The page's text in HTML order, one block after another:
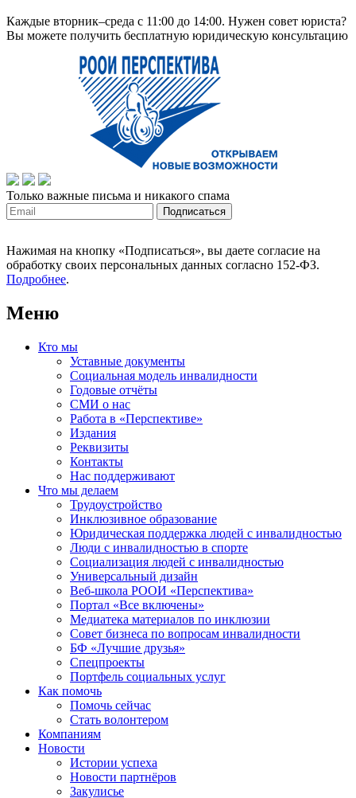
Каждые вторник–среда с 11:00 до 14:00. Нужен совет юриста?
Вы можете получить бесплатную юридическую консультацию
Только важные письма и никакого спама
Нажимая на кнопку «Подписаться», вы даете согласие на
обработку своих персональных данных согласно 152-ФЗ.
Подробнее.
Меню
Кто мы
Уставные документы
Социальная модель инвалидности
Годовые отчёты
СМИ о нас
Работа в «Перспективе»
Издания
Реквизиты
Контакты
Нас поддерживают
Что мы делаем
Трудоустройство
Инклюзивное образование
Юридическая поддержка людей с инвалидностью
Люди с инвалидностью в спорте
Социализация людей с инвалидностью
Универсальный дизайн
Веб-школа РООИ «Перспектива»
Портал «Все включены»
Медиатека материалов по инклюзии
Совет бизнеса по вопросам инвалидности
БФ «Лучшие друзья»
Спецпроекты
Портфель социальных услуг
Как помочь
Помочь сейчас
Стать волонтером
Компаниям
Новости
Истории успеха
Новости партнёров
Закулисье